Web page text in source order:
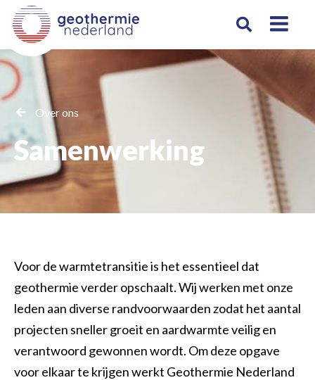
Over ons
Samenwerking
Voor de warmtetransitie is het essentieel dat
geothermie verder opschaalt. Wij werken met onze
leden aan diverse randvoorwaarden zodat het aantal
projecten sneller groeit en aardwarmte veilig en
verantwoord gewonnen wordt. Om deze opgave
voor elkaar te krijgen werkt Geothermie Nederland